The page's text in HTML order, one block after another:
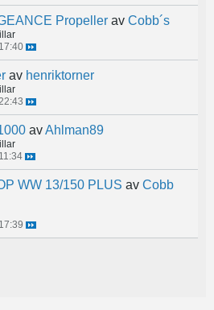
Propeller av Cobb´s
av henriktorner
avAhlman89
WW 13/150 PLUS av Cobb